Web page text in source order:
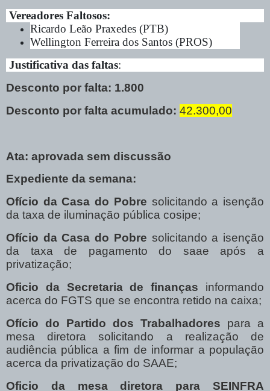
Vereadores Faltosos:
Ricardo Leão Praxedes (PTB)
Wellington Ferreira dos Santos (PROS)
Justificativa das faltas:
Desconto por falta: 1.800
Desconto por falta acumulado: 42.300,00
Ata: aprovada sem discussão
Expediente da semana:
Ofício da Casa do Pobre solicitando a isenção
da taxa de iluminação pública cosipe;
Ofício da Casa do Pobre solicitando a isenção
da taxa de pagamento do saae após a
privatização;
Oficio da Secretaria de finanças informando
acerca do FGTS que se encontra retido na caixa;
Ofício do Partido dos Trabalhadores para a
mesa diretora solicitando a realização de
audiência pública a fim de informar a população
acerca da privatização do SAAE;
Oficio da mesa diretora para SEINFRA